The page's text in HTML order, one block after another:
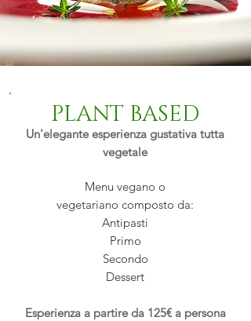
PLANT BASED
Un'elegante esperienza gustativa tutta
vegetale
Menu vegano o
vegetariano composto da:
Antipasti
Primo
Secondo
Dessert
Esperienza a partire da 125€ a persona